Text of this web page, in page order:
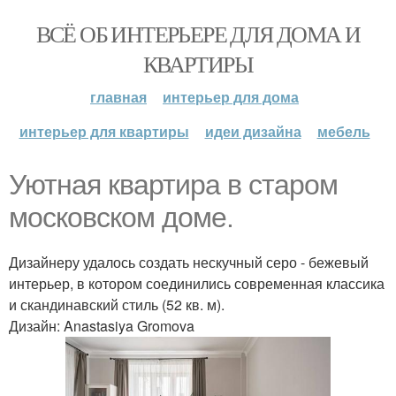
ВСЁ ОБ ИНТЕРЬЕРЕ ДЛЯ ДОМА И
КВАРТИРЫ
главная
интерьер для дома
интерьер для квартиры
идеи дизайна мебель
Уютная квартира в старом
московском доме.
Дизайнеру удалось создать нескучный серо - бежевый
интерьер, в котором соединились современная классика
и скандинавский стиль (52 кв. м).
Дизайн: Anastasiya Gromova